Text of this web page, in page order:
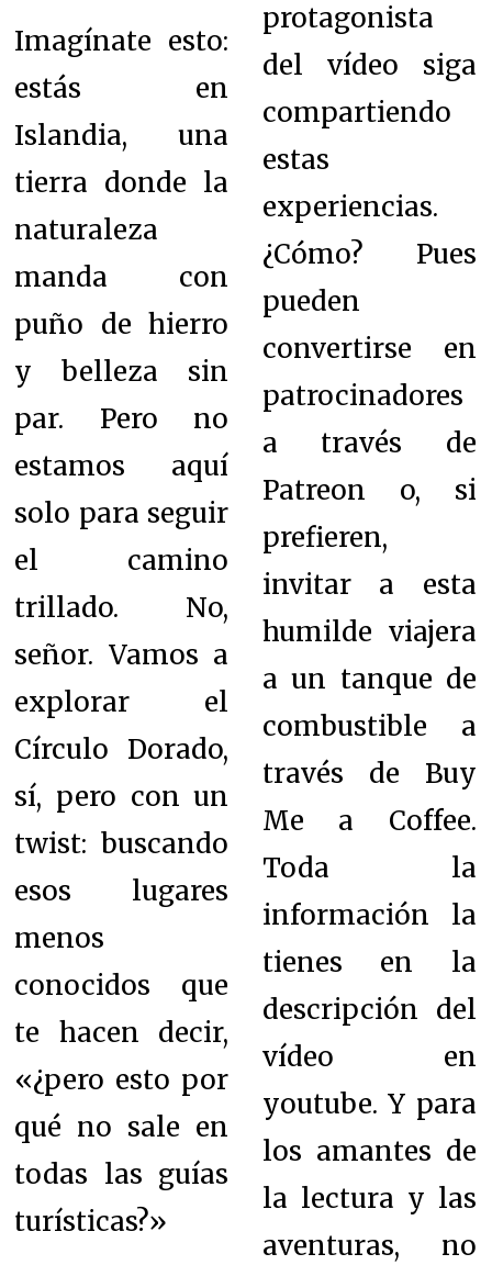
Imagínate esto:
estás en
Islandia, una
tierra donde la
naturaleza
manda con
puño de hierro
y belleza sin
par. Pero no
estamos aquí
solo para seguir
el camino
trillado. No,
señor. Vamos a
explorar el
Círculo Dorado,
sí, pero con un
twist: buscando
esos lugares
menos
conocidos que
te hacen decir,
«¿pero esto por
qué no sale en
todas las guías
turísticas?»
protagonista
del vídeo siga
compartiendo
estas
experiencias.
¿Cómo? Pues
pueden
convertirse en
patrocinadores
a través de
Patreon o, si
prefieren,
invitar a esta
humilde viajera
a un tanque de
combustible a
través de Buy
Me a Coffee.
Toda la
información la
tienes en la
descripción del
vídeo en
youtube. Y para
los amantes de
la lectura y las
aventuras, no